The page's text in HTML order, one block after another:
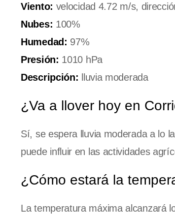
Viento: velocidad 4.72 m/s,
Nubes: 100%
Humedad: 97%
Presión: 1010 hPa
Descripción: lluvia moderada
¿Va a llover hoy en
Sí, se espera lluvia moderada a lo
puede influir en las actividades
¿Cómo estará la
La temperatura máxima alcanzará